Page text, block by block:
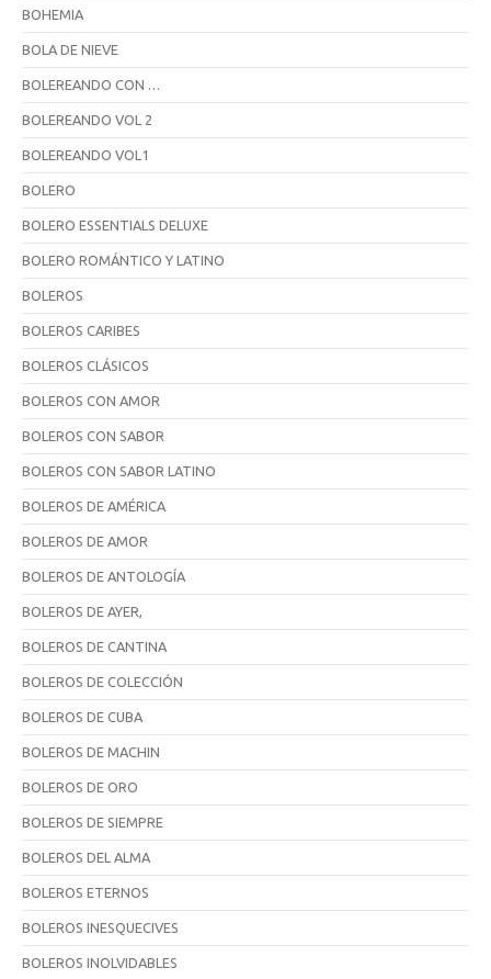
BOHEMIA
BOLA DE NIEVE
BOLEREANDO CON …
BOLEREANDO VOL 2
BOLEREANDO VOL1
BOLERO
BOLERO ESSENTIALS DELUXE
BOLERO ROMÁNTICO Y LATINO
BOLEROS
BOLEROS CARIBES
BOLEROS CLÁSICOS
BOLEROS CON AMOR
BOLEROS CON SABOR
BOLEROS CON SABOR LATINO
BOLEROS DE AMÉRICA
BOLEROS DE AMOR
BOLEROS DE ANTOLOGÍA
BOLEROS DE AYER,
BOLEROS DE CANTINA
BOLEROS DE COLECCIÓN
BOLEROS DE CUBA
BOLEROS DE MACHIN
BOLEROS DE ORO
BOLEROS DE SIEMPRE
BOLEROS DEL ALMA
BOLEROS ETERNOS
BOLEROS INESQUECIVES
BOLEROS INOLVIDABLES